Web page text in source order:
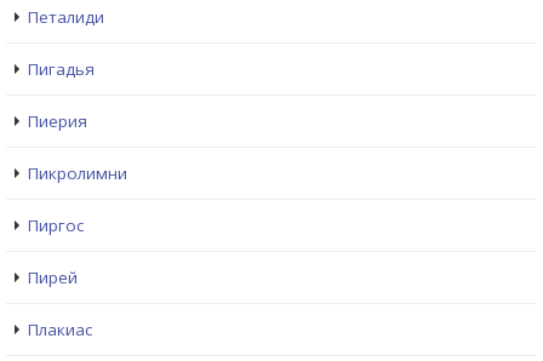
Петалиди
Пигадья
Пиерия
Пикролимни
Пиргос
Пирей
Плакиас